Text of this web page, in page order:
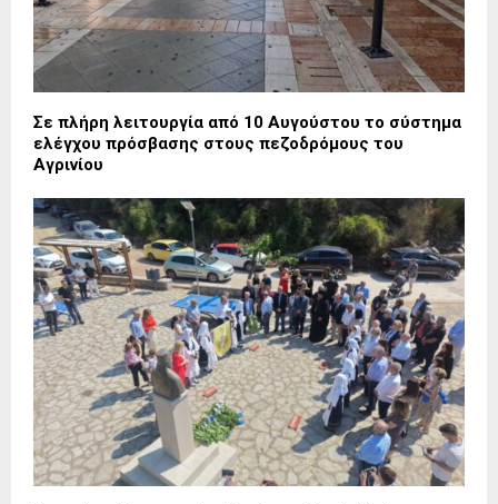
Σε πλήρη λειτουργία από 10 Αυγούστου το σύστημα
ελέγχου πρόσβασης στους πεζοδρόμους του
Αγρινίου